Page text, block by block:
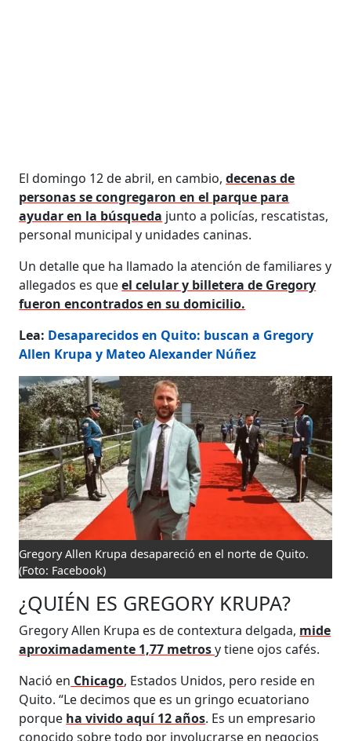
El domingo 12 de abril, en cambio,decenas de
personas se congregaron en el parque para
ayudar en la búsqueda junto a policías, rescatistas,
personal municipal y unidades caninas.
Un detalle que ha llamado la atención de familiares y
allegados es queel celular y billetera de Gregory
fueron encontrados en su domicilio.
Lea: Desaparecidos en Quito: buscan a Gregory
Allen Krupa y Mateo Alexander Núñez
Gregory Allen Krupa desapareció en el norte de Quito.
(Foto: Facebook)
¿QUIÉN ES GREGORY KRUPA?
Gregory Allen Krupa es de contextura delgada, mide
aproximadamente 1,77 metrosy tiene ojos cafés.
Nació en Chicago, Estados Unidos, pero reside en
Quito. “Le decimos que es un gringo ecuatoriano
porque ha vivido aquí 12 años. Es un empresario
conocido sobre todo por involucrarse en negocios